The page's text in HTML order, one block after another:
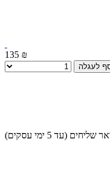
135 ₪
לעגלה
ימי עסקים) דואר שליחים